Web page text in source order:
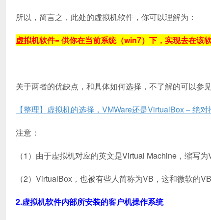
所以，简言之，此处的虚拟机软件，你可以理解为：
虚拟机软件= 供你在当前系统（win7）下，实现去在该
关于两者的优缺点，和具体如何选择，不了解的可以参见
【整理】虚拟机的选择，VMWare还是VirtualBox – 绝
注意：
（1）由于虚拟机对应的英文是Virtual Machine，缩写
（2）VirtualBox，也被有些人简称为VB，这和微软的
2.虚拟机软件内部所安装的客户机操作系统